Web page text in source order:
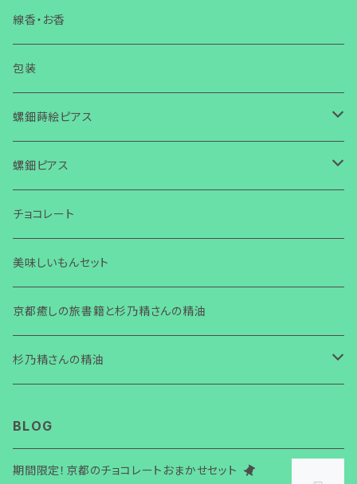
お話会・講演・セミナー
チラシ・ニュースレター作成
線香・お香
包装
螺鈿蒔絵ピアス
螺鈿蒔絵ピアス キューブ
螺鈿蒔絵ピアス スクエア
螺鈿蒔絵ピアス ひし形
螺鈿ピアス
螺鈿ピアス スクエア 金ビーズ
螺鈿ピアス ひし形 金ビーズ
螺鈿ピアス スクエア チェコビーズ
螺鈿ピアス ひし形 チェコビーズ
チョコレート
美味しいもんセット
京都癒しの旅書籍と杉乃精さんの精油
杉乃精さんの精油
BLOG
期間限定！京都のチョコレートおまかせセット